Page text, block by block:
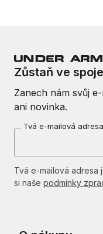
Zůstaň ve
Zanech nám svůj
ani novinka.
Tvá e-mailová adresa
Tvá e-mailová adresa
si naše podmínky